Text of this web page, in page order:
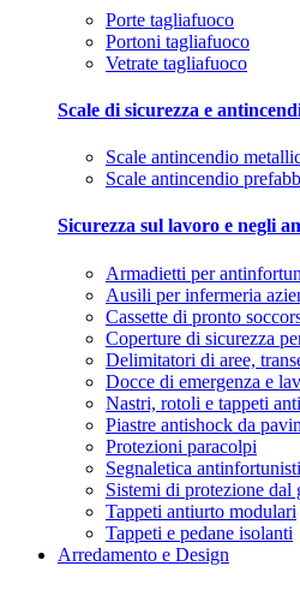
Porte tagliafuoco
Portoni tagliafuoco
Vetrate tagliafuoco
Scale di sicurezza e
Scale antincendio
Scale antincendio
Sicurezza sul lavoro e negli
Armadietti per
Ausili per infermeria
Cassette di pronto
Coperture di sicurezza
Delimitatori di aree,
Docce di emergenza e
Nastri, rotoli e tappeti
Piastre antishock da
Protezioni paracolpi
Segnaletica
Sistemi di protezione dal
Tappeti antiurto modulari
Tappeti e pedane isolanti
Arredamento e Design